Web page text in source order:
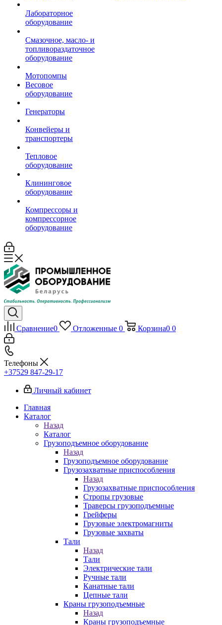
Лабораторное
оборудование
Смазочное, масло- и
топливораздаточное
оборудование
Мотопомпы
Весовое
оборудование
Генераторы
Конвейеры и
транспортеры
Тепловое
оборудование
Клининговое
оборудование
Компрессоры и
компрессорное
оборудование
Сравнение0 Отложенные 0 Корзина0 0
Телефоны
+37529 847-29-17‬
Личный кабинет
Главная
Каталог
Назад
Каталог
Грузоподъемное оборудование
Назад
Грузоподъемное оборудование
Грузозахватные приспособления
Назад
Грузозахватные приспособления
Стропы грузовые
Траверсы грузоподъемные
Грейферы
Грузовые электромагниты
Грузовые захваты
Тали
Назад
Тали
Электрические тали
Ручные тали
Канатные тали
Цепные тали
Краны грузоподъемные
Назад
Краны грузоподъемные